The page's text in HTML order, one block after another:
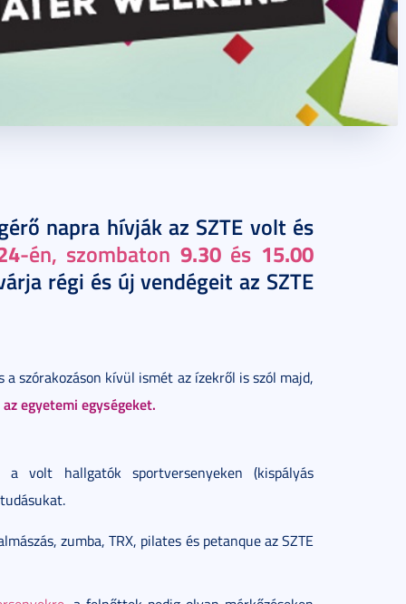
napra hívják az SZTE volt és
-én, szombaton 9.30 és 15.00
régi és új vendégeit az SZTE
szórakozáson kívül ismét az ízekről is szól majd,
egyetemi egységeket.
volt hallgatók sportversenyeken (kispályás
zumba, TRX, pilates és petanque az SZTE